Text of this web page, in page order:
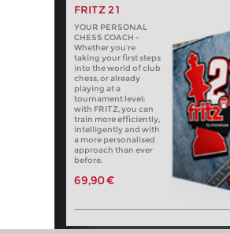
FRITZ 21
YOUR PERSONAL
CHESS COACH -
Whether you’re
taking your first steps
into the world of club
chess, or already
playing at a
tournament level:
with FRITZ, you can
train more efficiently,
intelligently and with
a more personalised
approach than ever
before.
69,90 €